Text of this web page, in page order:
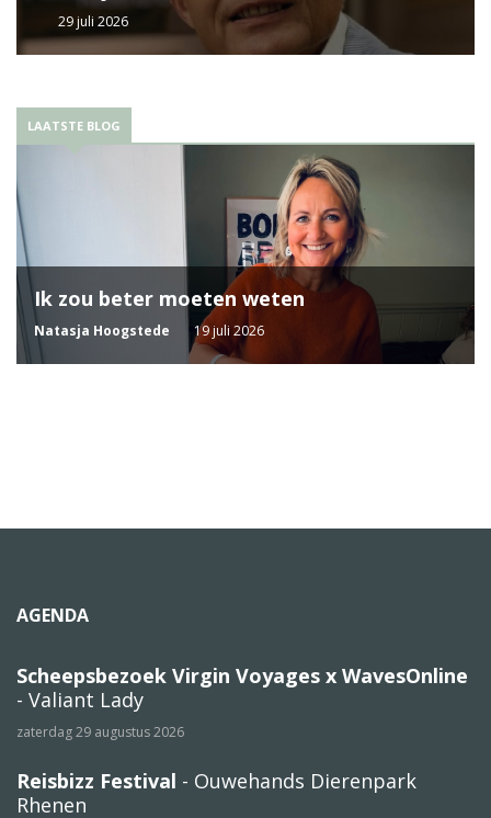
29 juli 2026
LAATSTE BLOG
Ik zou beter moeten weten
Natasja Hoogstede 19 juli 2026
AGENDA
Scheepsbezoek Virgin Voyages x WavesOnline
- Valiant Lady
zaterdag 29 augustus 2026
Reisbizz Festival - Ouwehands Dierenpark
Rhenen